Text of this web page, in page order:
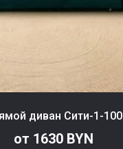
диван Сити-1-100
от 1630 BYN